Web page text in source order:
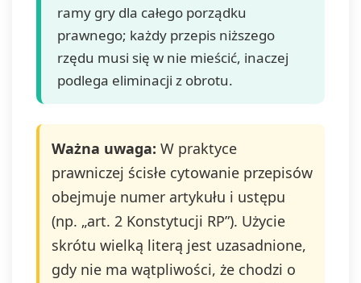
ramy gry dla całego porządku
prawnego; każdy przepis niższego
rzędu musi się w nie mieścić, inaczej
podlega eliminacji z obrotu.
Ważna uwaga: W praktyce
prawniczej ścisłe cytowanie przepisów
obejmuje numer artykułu i ustępu
(np. „art. 2 Konstytucji RP”). Użycie
skrótu wielką literą jest uzasadnione,
gdy nie ma wątpliwości, że chodzi o